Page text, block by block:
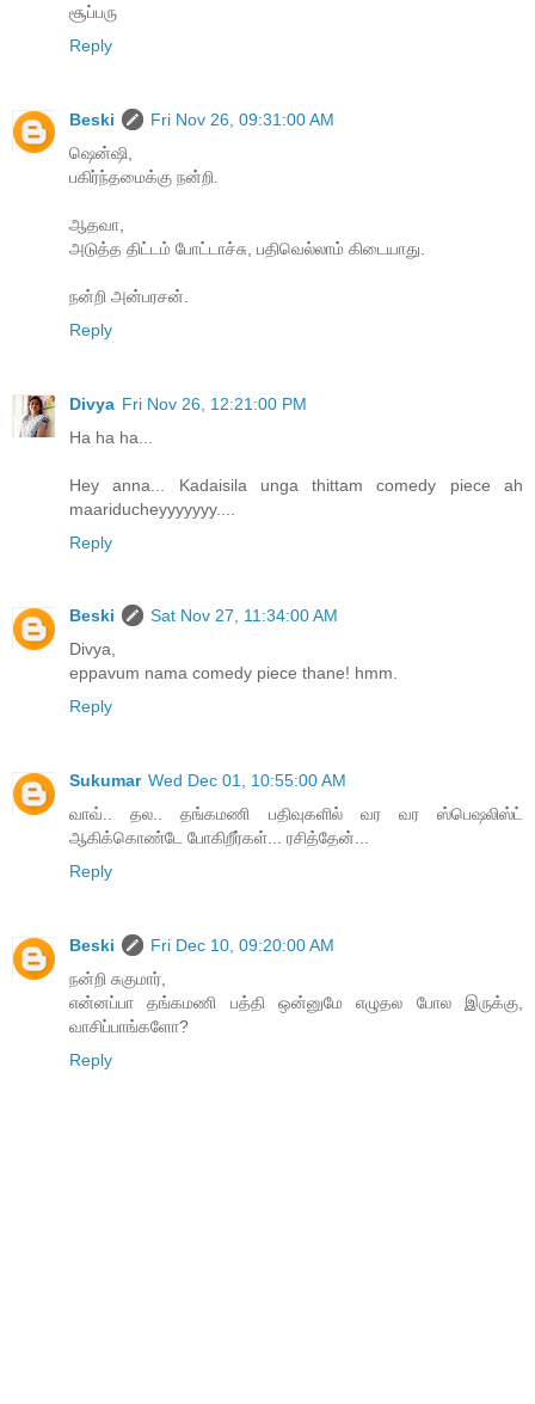
சூப்பரு
Reply
Beski
Fri Nov 26, 09:31:00 AM
ஷென்ஷி,
பகிர்ந்தமைக்கு நன்றி.
ஆதவா,
அடுத்த திட்டம் போட்டாச்சு, பதிவெல்லாம் கிடையாது.
நன்றி அன்பரசன்.
Reply
Divya Fri Nov 26, 12:21:00 PM
Ha ha ha...
Hey anna... Kadaisila unga thittam comedy piece ah
maariducheyyyyyyy....
Reply
Beski
Sat Nov 27, 11:34:00 AM
Divya,
eppavum nama comedy piece thane! hmm.
Reply
Sukumar Wed Dec 01, 10:55:00 AM
வாவ்.. தல.. தங்கமணி பதிவுகளில் வர வர ஸ்பெஷலிஸ்ட்
ஆகிக்கொண்டே போகிறீர்கள்... ரசித்தேன்...
Reply
Beski
Fri Dec 10, 09:20:00 AM
நன்றி சுகுமார்,
என்னப்பா தங்கமணி பத்தி ஒன்னுமே எழுதல போல இருக்கு,
வாசிப்பாங்களோ?
Reply